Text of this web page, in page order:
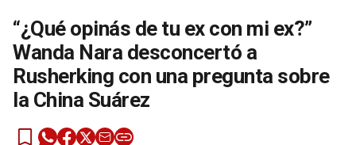
“¿Qué opinás de tu ex con mi ex?”
Wanda Nara desconcertó a
Rusherking con una pregunta sobre
la China Suárez